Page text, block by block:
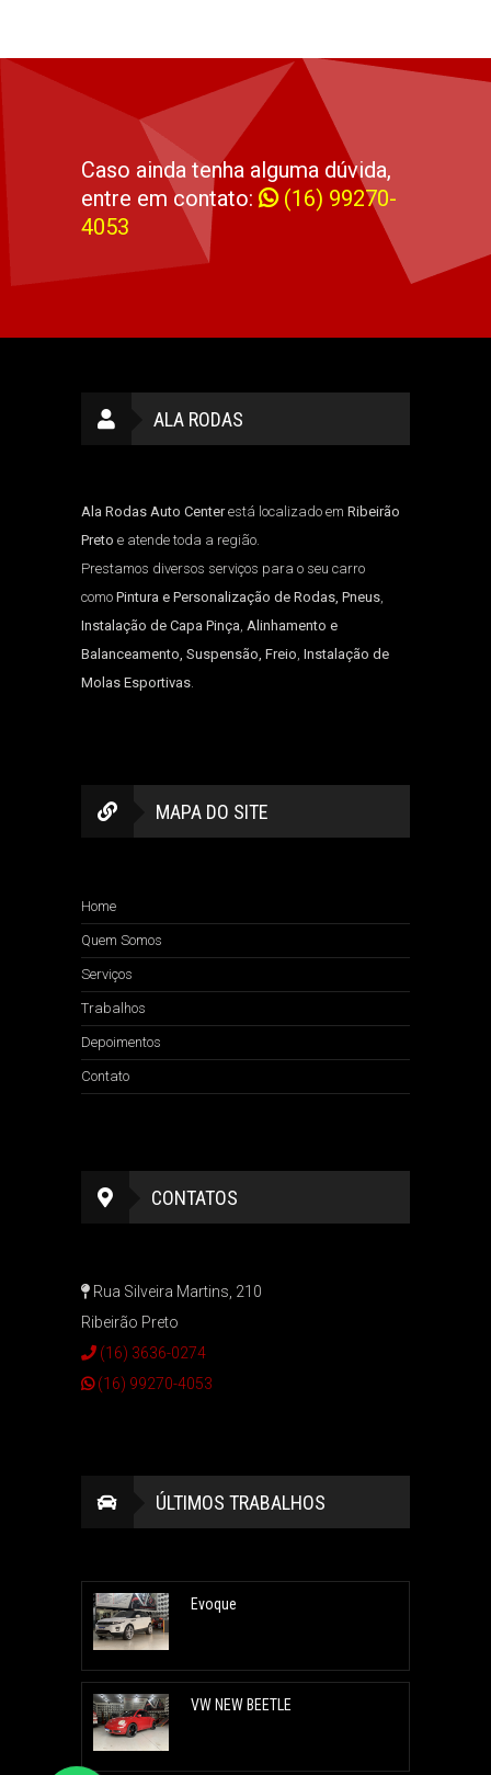
Caso ainda tenha alguma dúvida,
entre em contato:
(16) 99270-
4053
ALA RODAS
Ala Rodas Auto Centerestá localizado em Ribeirão
Preto e atende toda a região.
Prestamos diversos serviços para o seu carro
como Pintura e Personalização de Rodas, Pneus,
Instalação de Capa Pinça, Alinhamento e
Balanceamento, Suspensão, Freio, Instalação de
Molas Esportivas.
MAPA DO SITE
Home
Quem Somos
Serviços
Trabalhos
Depoimentos
Contato
CONTATOS
Rua Silveira Martins, 210
Ribeirão Preto
(16) 3636-0274
(16) 99270-4053
ÚLTIMOS TRABALHOS
Evoque
VW NEW BEETLE